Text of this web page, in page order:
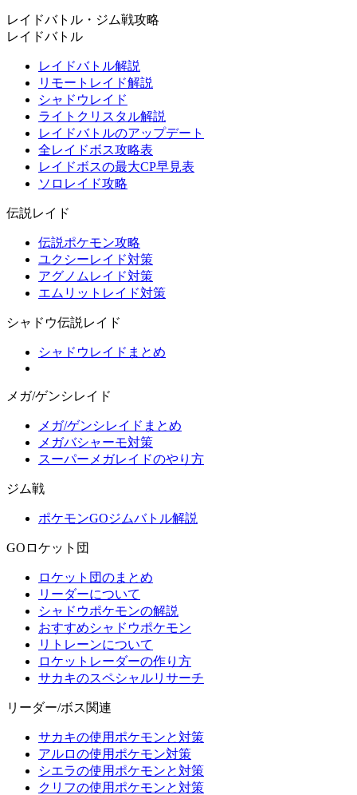
レイドバトル・ジム戦攻略
レイドバトル
レイドバトル解説
リモートレイド解説
シャドウレイド
ライトクリスタル解説
レイドバトルのアップデート
全レイドボス攻略表
レイドボスの最大CP早見表
ソロレイド攻略
伝説レイド
伝説ポケモン攻略
ユクシーレイド対策
アグノムレイド対策
エムリットレイド対策
シャドウ伝説レイド
シャドウレイドまとめ
メガ/ゲンシレイド
メガ/ゲンシレイドまとめ
メガバシャーモ対策
スーパーメガレイドのやり方
ジム戦
ポケモンGOジムバトル解説
GOロケット団
ロケット団のまとめ
リーダーについて
シャドウポケモンの解説
おすすめシャドウポケモン
リトレーンについて
ロケットレーダーの作り方
サカキのスペシャルリサーチ
リーダー/ボス関連
サカキの使用ポケモンと対策
アルロの使用ポケモン対策
シエラの使用ポケモンと対策
クリフの使用ポケモンと対策